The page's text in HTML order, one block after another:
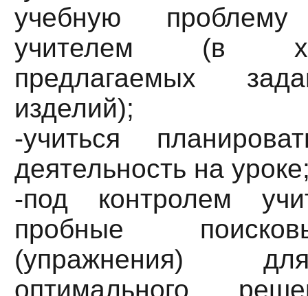
учебную
учителем (в
предлагаемых
изделий);
-учиться
деятельность на
-под контролем
пробные
(упражнения)
оптимального